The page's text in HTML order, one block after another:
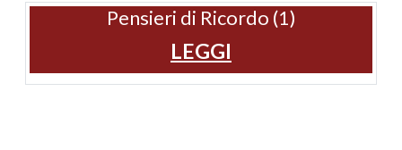
Pensieri di Ricordo (1)
LEGGI